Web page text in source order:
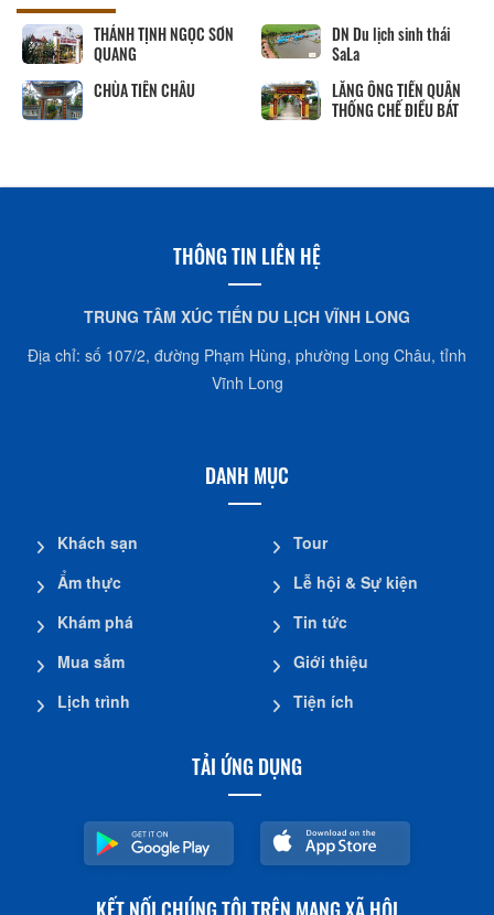
THÁNH TỊNH NGỌC SƠN
QUANG
DN Du lịch sinh thái
SaLa
CHÙA TIÊN CHÂU
LĂNG ÔNG TIỀN QUÂN
THỐNG CHẾ ĐIỀU BÁT
THÔNG TIN LIÊN HỆ
TRUNG TÂM XÚC TIẾN DU LỊCH VĨNH LONG
Địa chỉ: số 107/2, đường Phạm Hùng, phường Long Châu, tỉnh
Vĩnh Long
DANH MỤC
Khách sạn
Ẩm thực
Khám phá
Mua sắm
Lịch trình
Tour
Lễ hội & Sự kiện
Tin tức
Giới thiệu
Tiện ích
TẢI ỨNG DỤNG